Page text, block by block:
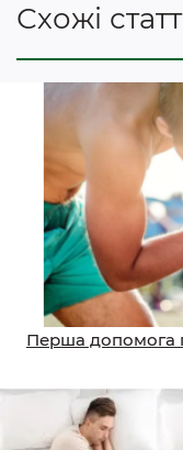
Схожі
Перша допомога